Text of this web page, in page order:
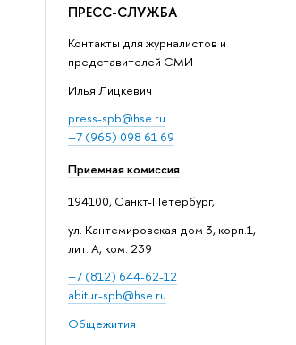
ПРЕСС-СЛУЖБА
Контакты для журналистов и
представителей СМИ
Илья Лицкевич
press-spb@hse.ru
+7 (965) 098 61 69
Приемная комиссия
194100, Санкт-Петербург,
ул. Кантемировская дом 3, корп.1,
лит. А, ком. 239
+7 (812) 644-62-12
abitur-spb@hse.ru
Общежития